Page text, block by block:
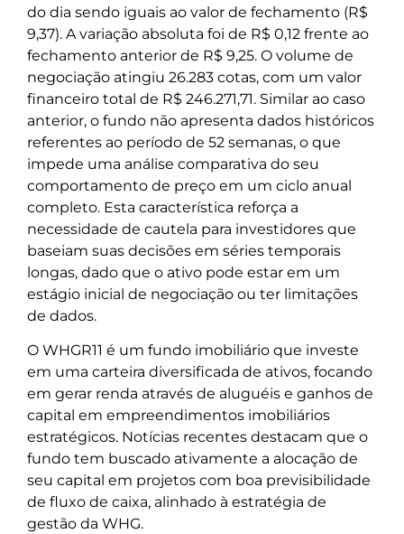
do dia sendo iguais ao valor de fechamento (R$
9,37). A variação absoluta foi de R$ 0,12 frente ao
fechamento anterior de R$ 9,25. O volume de
negociação atingiu 26.283 cotas, com um valor
financeiro total de R$ 246.271,71. Similar ao caso
anterior, o fundo não apresenta dados históricos
referentes ao período de 52 semanas, o que
impede uma análise comparativa do seu
comportamento de preço em um ciclo anual
completo. Esta característica reforça a
necessidade de cautela para investidores que
baseiam suas decisões em séries temporais
longas, dado que o ativo pode estar em um
estágio inicial de negociação ou ter limitações
de dados.
O WHGR11 é um fundo imobiliário que investe
em uma carteira diversificada de ativos, focando
em gerar renda através de aluguéis e ganhos de
capital em empreendimentos imobiliários
estratégicos. Notícias recentes destacam que o
fundo tem buscado ativamente a alocação de
seu capital em projetos com boa previsibilidade
de fluxo de caixa, alinhado à estratégia de
gestão da WHG.